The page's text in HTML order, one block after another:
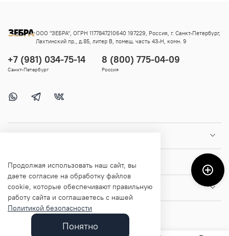
Помощь и информация
О магазине
+7 (981) 034-75-14
Санкт-Петербург
8 (800) 775-04-09
Россия
ООО "ЗЕБРА", ОГРН 1177847210640 197229, Россия, г. Санкт-Петербург,
Лахтинский пр., д.85, литер В, помещ. часть 43-Н, комн. 9
Продолжая использовать наш сайт, вы
даете согласие на обработку файлов
cookie, которые обеспечивают правильную
работу сайта и соглашаетесь с нашей
Политикой безопасности
Понятно